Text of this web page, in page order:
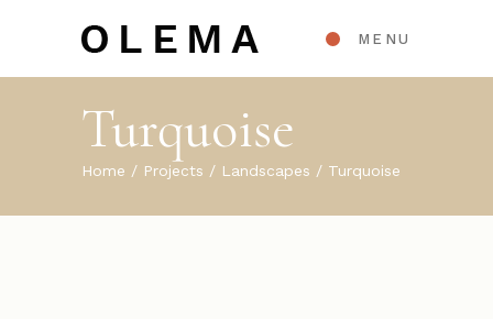
MENU
Turquoise
Home Projects Landscapes Turquoise